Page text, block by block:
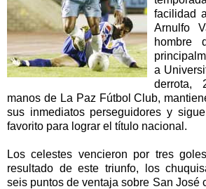
facilidad
Arnulfo
a
derrota,
manos de La Paz Fútbol Club,
sus inmediatos perseguidores y
favorito para lograr el título nacional.
Los celestes vencieron por tres
resultado de este triunfo, los
seis puntos de ventaja sobre San José